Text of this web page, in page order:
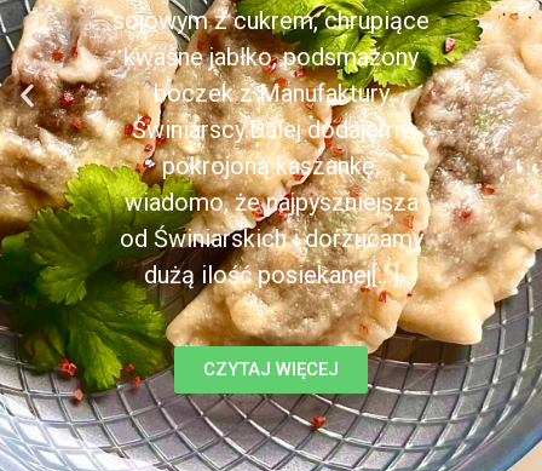
sojowym z cukrem, chrupiące
kwaśne jabłko, podsmażony
boczek z Manufaktury
Świniarscy.Dalej dodajemy
pokrojoną kaszankę,
wiadomo, że najpyszniejsza
od Świniarskich i dorzucamy
dużą ilość posiekanej[...]
CZYTAJ WIĘCEJ